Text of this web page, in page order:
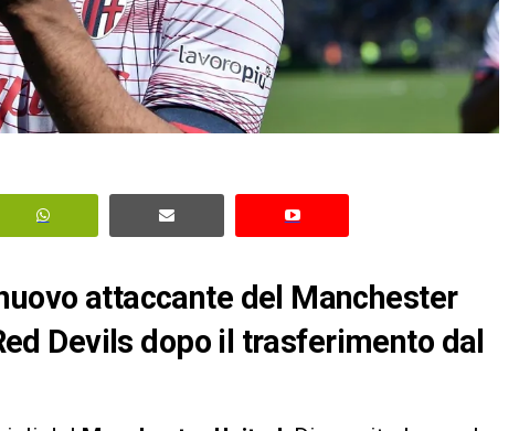
attaccante del Manchester
Devils dopo il trasferimento dal